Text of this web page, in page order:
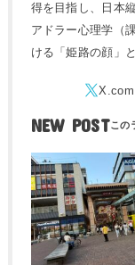
得を目指し、日本
アドラー心理学（
ける「姫路の顔」
NEW POST